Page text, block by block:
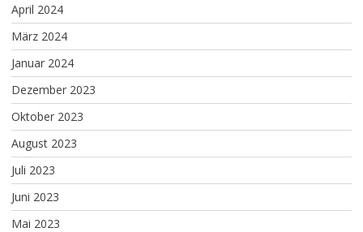
April 2024
März 2024
Januar 2024
Dezember 2023
Oktober 2023
August 2023
Juli 2023
Juni 2023
Mai 2023